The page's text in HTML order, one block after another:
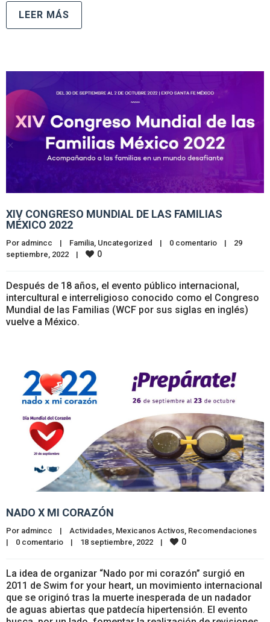
LEER MÁS
XIV CONGRESO MUNDIAL DE LAS FAMILIAS
MÉXICO 2022
Por admincc | Familia Uncategorized | 0 comentario |
29
septiembre, 2022 | 0
Después de 18 años, el evento público internacional,
intercultural e interreligioso conocido como el Congreso
Mundial de las Familias (WCF por sus siglas en inglés)
vuelve a México.
NADO X MI CORAZÓN
Por admincc | Actividades, Mexicanos Activos, Recomendaciones
|
0 comentario | 18 septiembre, 2022 | 0
La idea de organizar “Nado por mi corazón” surgió en
2011 de Swim for your heart, un movimiento internacional
que se originó tras la muerte inesperada de un nadador
de aguas abiertas que patdecía hipertensión. El evento